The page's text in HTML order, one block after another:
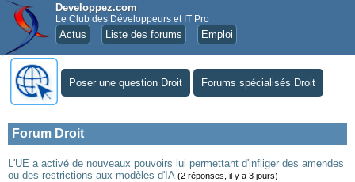
Developpez.com
Le Club des Développeurs et IT Pro
Actus Liste des forums Emploi
Poser une question Droit Forums spécialisés Droit
Forum Droit
L'UE a activé de nouveaux pouvoirs lui permettant d'infliger des amendes
ou des restrictions aux modèles d'IA (2 réponses, il y a 3 jours)